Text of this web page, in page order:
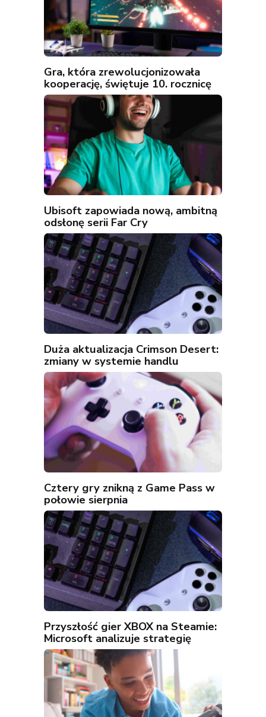
Gra, która zrewolucjonizowała
kooperację, świętuje 10. rocznicę
Ubisoft zapowiada nową, ambitną
odsłonę serii Far Cry
Duża aktualizacja Crimson Desert:
zmiany w systemie handlu
Cztery gry znikną z Game Pass w
połowie sierpnia
Przyszłość gier XBOX na Steamie:
Microsoft analizuje strategię